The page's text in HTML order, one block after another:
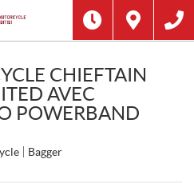
CHIEFTAIN
AVEC
POWERBAND
Bagger